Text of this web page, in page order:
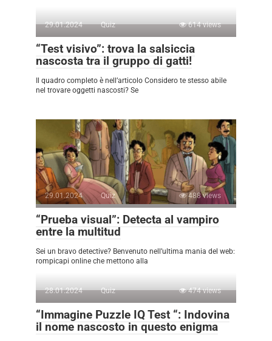
29.01.2024 Quiz 614 views
“Test visivo”: trova la salsiccia
nascosta tra il gruppo di gatti!
Il quadro completo è nell’articolo Considero te stesso abile
nel trovare oggetti nascosti? Se
29.01.2024 Quiz 488 views
“Prueba visual”: Detecta al vampiro
entre la multitud
Sei un bravo detective? Benvenuto nell’ultima mania del web:
rompicapi online che mettono alla
28.01.2024 Quiz 474 views
“Immagine Puzzle IQ Test “: Indovina
il nome nascosto in questo enigma